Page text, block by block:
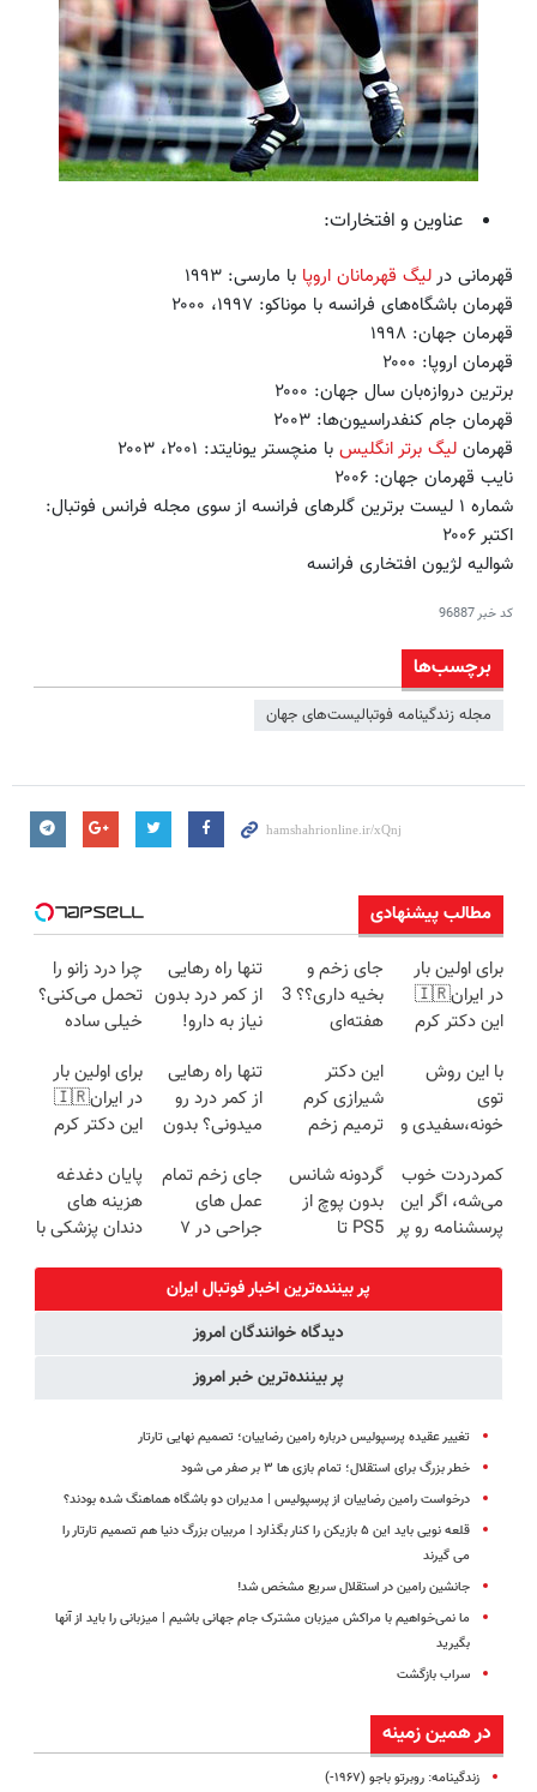
عناوین و افتخارات:
قهرمانی درلیگ قهرمانان اروپا با مارسی: ۱۹۹۳
قهرمان باشگاه‌های فرانسه با موناکو: ۱۹۹۷، ۲۰۰۰
قهرمان جهان: ۱۹۹۸
قهرمان اروپا: ۲۰۰۰
برترین دروازه‌بان سال جهان: ۲۰۰۰
قهرمان جام کنفدراسیون‌ها: ۲۰۰۳
قهرمان لیگ برتر انگلیس با منچستر یونایتد: ۲۰۰۱، ۲۰۰۳
نایب قهرمان جهان: ۲۰۰۶
شماره ۱ لیست برترین گلرهای فرانسه از سوی مجله فرانس فوتبال:
اکتبر ۲۰۰۶
شوالیه لژیون افتخاری فرانسه
کد خبر96887
برچسب‌ها
مجله زندگینامه فوتبالیست‌های جهان
مطالب پیشنهادی
برای اولین بار
در ایران🇮🇷
این دکتر کرم
روزه ساخت!
جای زخم و
بخیه داری؟؟ 3
هفته‌ای
تنها راه رهایی
از کمر درد بدون
نیاز به دارو!
چرا درد زانو را
تحمل می‌کنی؟
خیلی ساده
درمانش کن
با این روش
توی
خونه،سفیدی و
برگردون
(40%off)
این دکتر
شیرازی کرم
ترمیم زخم
ساخت!!!
تنها راه رهایی
از کمر درد رو
میدونی؟ بدون
(◂پرسش‌نامه)
برای اولین بار
در ایران🇮🇷
این دکتر کرم
روزه ساخت!
کمردردت خوب
می‌شه، اگر این
پرسشنامه رو پر
گردونه شانس
بدون پوچ از
PS5 تا
کوین 🔥
جای زخم تمام
عمل های
جراحی در ۷
(فوری مشاوره
بگیرید)
پایان دغدغه
هزینه های
دندان پزشکی با
پر بیننده‌ترین اخبار فوتبال ايران
دیدگاه خوانندگان امروز
پر بیننده‌ترین خبر امروز
تغییر عقیده پرسپولیس درباره رامین رضاییان؛ تصمیم نهایی تارتار
خطر بزرگ برای استقلال؛ تمام بازی ها ۳ بر صفر می شود
درخواست رامین رضاییان از پرسپولیس | مدیران دو باشگاه هماهنگ شده بودند؟
قلعه نویی باید این ۵ بازیکن را کنار بگذارد | مربیان بزرگ دنیا هم تصمیم تارتار را
می گیرند
جانشین رامین در استقلال سریع مشخص شد!
ما نمی‌خواهیم با مراکش میزبان مشترک جام جهانی باشیم |‌ میزبانی را باید از آنها
بگیرید
سراب بازگشت
در همین زمینه
زندگینامه: روبرتو باجو (۱۹۶۷-)